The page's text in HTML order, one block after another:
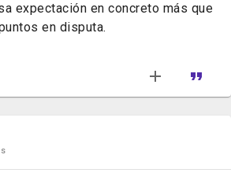
expectación en concreto más que
en disputa.